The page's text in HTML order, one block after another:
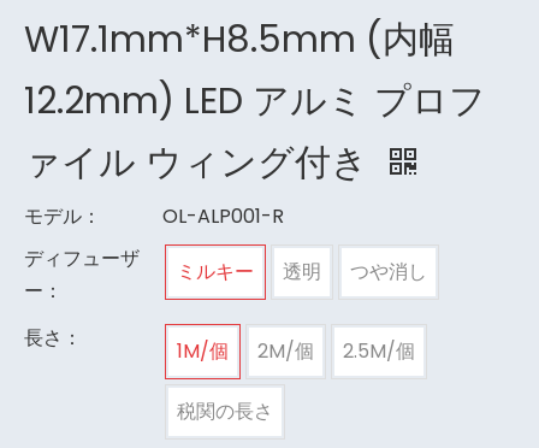
W17.1mm*H8.5mm (内幅
12.2mm) LED アルミ プロフ
ァイル ウィング付き
モデル：
OL-ALP001-R
ディフューザ
ー：
ミルキー 透明 つや消し
長さ： 1M/個 2M/個 2.5M/個
税関の長さ